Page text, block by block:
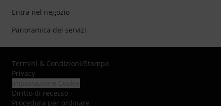
Entra nel negozio
Panoramica dei servizi
Termini & Condizioni/Stampa
Privacy
Diritto di recesso
Procedura per ordinare